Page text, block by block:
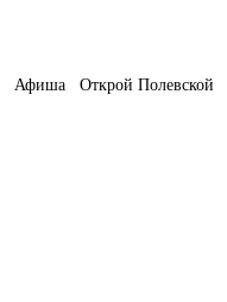
Афиша Открой Полевской